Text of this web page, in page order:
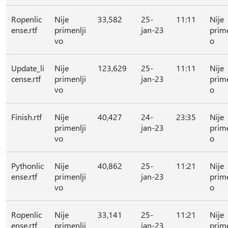
Ropenlic
ense.rtf
Nije
primenlji
vo
33,582
25-
jan-23
11:11
Nije
o
Update_li
cense.rtf
Nije
primenlji
vo
123,629
25-
jan-23
11:11
Nije
o
Finish.rtf
Nije
primenlji
vo
40,427
24-
jan-23
23:35
Nije
o
Pythonlic
ense.rtf
Nije
primenlji
vo
40,862
25-
jan-23
11:21
Nije
o
Ropenlic
ense.rtf
Nije
primenlji
33,141
25-
jan-23
11:21
Nije